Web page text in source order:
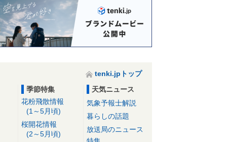
tenki.jpトップ
季節特集
花粉飛散情報
(1～5月頃)
桜開花情報
(2～5月頃)
天気ニュース
気象予報士解説
暮らしの話題
放送局のニュース